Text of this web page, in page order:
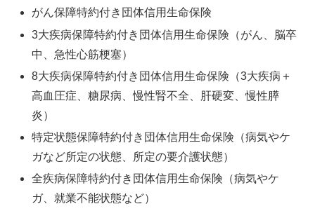
がん保障特約付き団体信用生命保険
3大疾病保障特約付き団体信用生命保険（がん、脳卒
中、急性心筋梗塞）
8大疾病保障特約付き団体信用生命保険（3大疾病＋
高血圧症、糖尿病、慢性腎不全、肝硬変、慢性膵
炎）
特定状態保障特約付き団体信用生命保険（病気やケ
ガなど所定の状態、所定の要介護状態）
全疾病保障特約付き団体信用生命保険（病気やケ
ガ、就業不能状態など）